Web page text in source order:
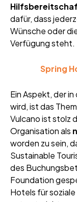
dafür, dass
Wünsche oder
Verfügung steht.
Spring
Ein Aspekt, der
wird, ist das
Vulcano ist stolz
Organisation als
worden zu sein,
Sustainable
des
Foundation
Hotels für